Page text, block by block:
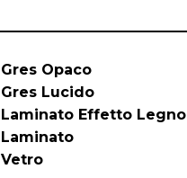
Gres Opaco
Gres Lucido
Laminato Effetto Legno
Laminato
Vetro